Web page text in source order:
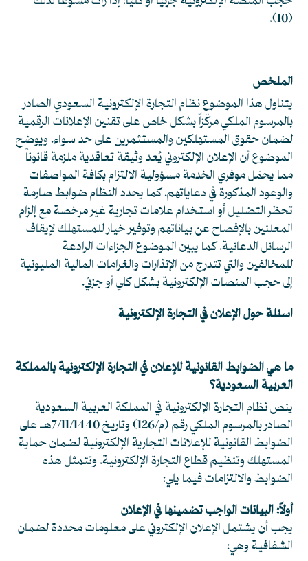
(10)
.
الملخص
يتناول هذا الموضوع نظام التجارة الإلكترونية السعودي الصادر
بالمرسوم الملكي مركّزاً بشكل خاص على تقنين الإعلانات الرقمية
لضمان حقوق المستهلكين والمستثمرين على حد سواء. ويوضح
الموضوع أن الإعلان الإلكتروني يُعد وثيقة تعاقدية ملزمة قانوناً
مما يحمّل موفري الخدمة مسؤولية الالتزام بكافة المواصفات
والوعود المذكورة في دعاياتهم. كما يحدد النظام ضوابط صارمة
تحظر التضليل أو استخدام علامات تجارية غير مرخصة مع إلزام
المعلنين بالإفصاح عن بياناتهم وتوفير خيار للمستهلك لإيقاف
الرسائل الدعائية. كما يبين الموضوع الجزاءات الرادعة
للمخالفين والتي تتدرج من الإنذارات والغرامات المالية المليونية
إلى حجب المنصات الإلكترونية بشكل كلي أو جزئي.
اسئلة حول الإعلان في التجارة الإلكترونية
ما هي الضوابط القانونية للإعلان في التجارة الإلكترونية بالمملكة
العربية السعودية؟
ينص نظام التجارة الإلكترونية في المملكة العربية السعودية
الصادر بالمرسوم الملكي رقم (م/126) وتاريخ 7/11/1440هـ على
الضوابط القانونية للإعلانات التجارية الإلكترونية لضمان حماية
المستهلك وتنظيم قطاع التجارة الإلكترونية. وتتمثل هذه
الضوابط والالتزامات فيما يلي:
أولاً: البيانات الواجب تضمينها في الإعلان
يجب أن يشتمل الإعلان الإلكتروني على معلومات محددة لضمان
الشفافية وهي: